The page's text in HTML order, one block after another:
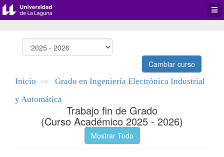
Cambiar curso
Inicio >>
Grado en Ingeniería Electrónica Industrial
y Automática
Trabajo fin de Grado
(Curso Académico 2025 - 2026)
Mostrar Todo